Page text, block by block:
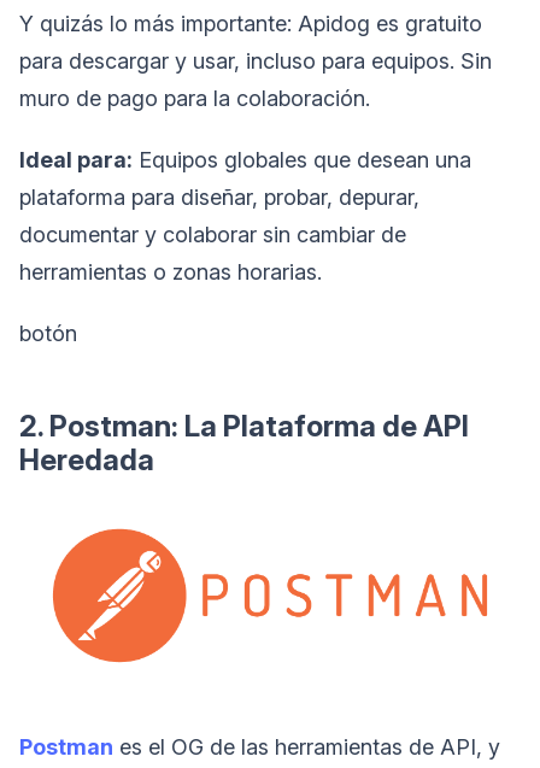
Y quizás lo más importante: Apidog es gratuito
para descargar y usar, incluso para equipos. Sin
muro de pago para la colaboración.
Ideal para: Equipos globales que desean una
plataforma para diseñar, probar, depurar,
documentar y colaborar sin cambiar de
herramientas o zonas horarias.
botón
2. Postman: La Plataforma de API
Heredada
Postman es el OG de las herramientas de API, y